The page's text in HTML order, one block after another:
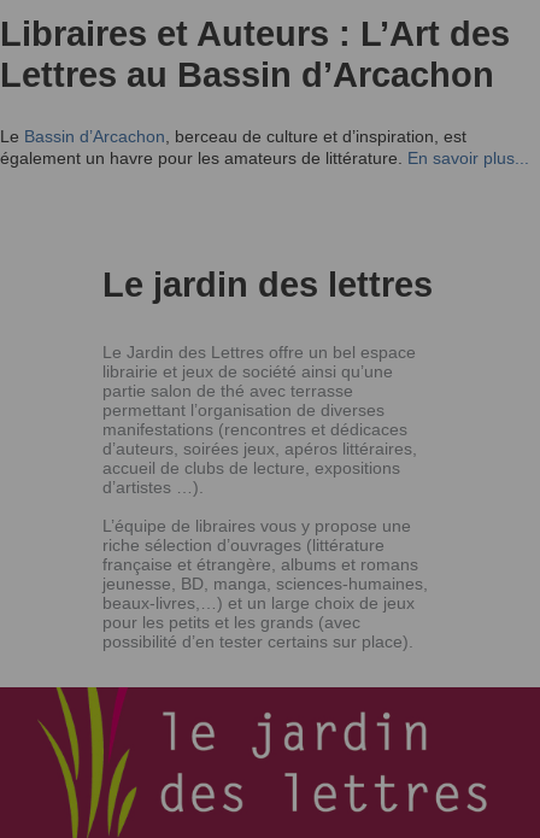
Libraires et Auteurs : L’Art des
Lettres au Bassin d’Arcachon
Le Bassin d’Arcachon , berceau de culture et d’inspiration, est
également un havre pour les amateurs de littérature. En savoir plus...
Le jardin des lettres
Le Jardin des Lettres offre un bel espace
librairie et jeux de société ainsi qu’une
partie salon de thé avec terrasse
permettant l’organisation de diverses
manifestations (rencontres et dédicaces
d’auteurs, soirées jeux, apéros littéraires,
accueil de clubs de lecture, expositions
d’artistes …).
L’équipe de libraires vous y propose une
riche sélection d’ouvrages (littérature
française et étrangère, albums et romans
jeunesse, BD, manga, sciences-humaines,
beaux-livres,…) et un large choix de jeux
pour les petits et les grands (avec
possibilité d’en tester certains sur place).